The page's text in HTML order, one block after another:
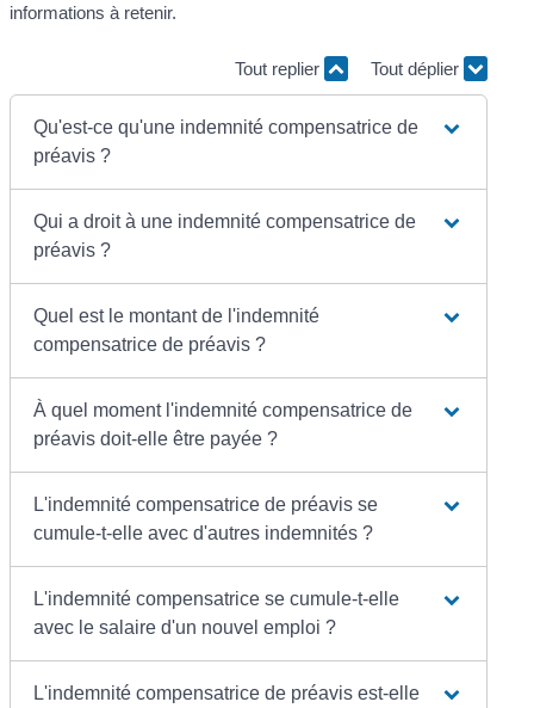
informations à retenir.
Tout replier Tout déplier
Qu'est-ce qu'une indemnité compensatrice de
préavis ?
Qui a droit à une indemnité compensatrice de
préavis ?
Quel est le montant de l'indemnité
compensatrice de préavis ?
À quel moment l'indemnité compensatrice de
préavis doit-elle être payée ?
L'indemnité compensatrice de préavis se
cumule-t-elle avec d'autres indemnités ?
L'indemnité compensatrice se cumule-t-elle
avec le salaire d'un nouvel emploi ?
L'indemnité compensatrice de préavis est-elle